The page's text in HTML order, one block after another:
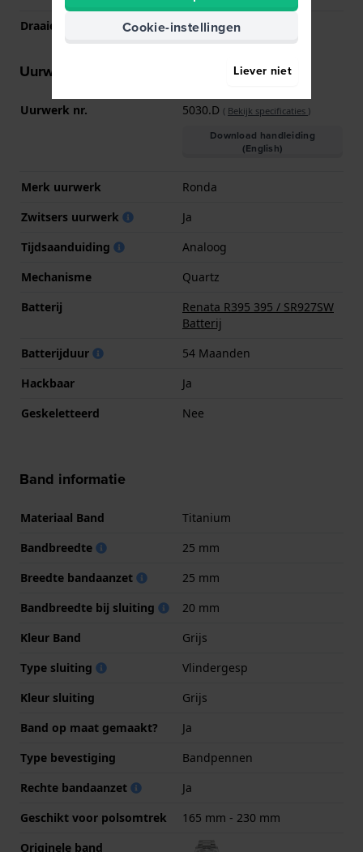
Draaiende bezel
Eén richting draaibaar
Uurwerk informatie
Uurwerk nr. 5030.D ( Bekijk specificaties )
Download handleiding
(English)
Merk uurwerk
Ronda
Zwitsers uurwerk
Ja
Tijdsaanduiding
Analoog
Mechanisme
Quartz
Batterij
Renata R395 395 / SR927SW
Batterij
Batterijduur
54 Maanden
Hackbaar
Ja
Geskeletteerd
Nee
Band informatie
Materiaal Band
Titanium
Bandbreedte
25 mm
Breedte bandaanzet
25 mm
Bandbreedte bij sluiting
20 mm
Kleur Band
Grijs
Type sluiting
Vlindergesp
Kleur sluiting
Grijs
Band op maat gemaakt?
Ja
Type bevestiging
Bandpennen
Rechte bandaanzet
Ja
Geschikt voor polsomtrek
165 mm - 230 mm
Originele band
Cookie-instellingen
Liever niet